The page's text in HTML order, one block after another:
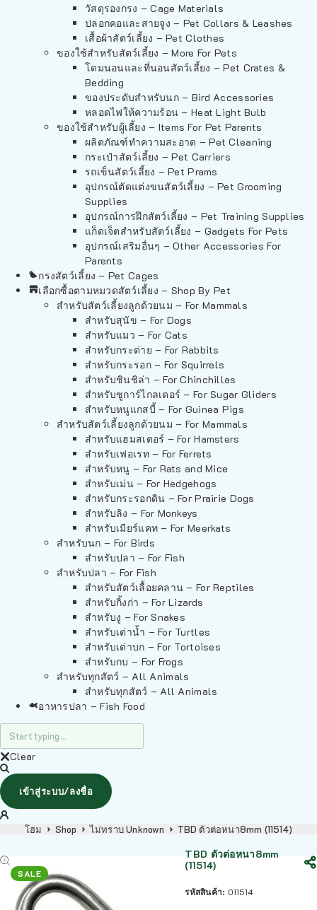
วัสดุรองกรง – Cage Materials
ปลอกคอและสายจูง – Pet Collars & Leashes
เสื้อผ้าสัตว์เลี้ยง – Pet Clothes
ของใช้สำหรับสัตว์เลี้ยง – More For Pets
โดมนอนและที่นอนสัตว์เลี้ยง – Pet Crates &
Bedding
ของประดับสำหรับนก – Bird Accessories
หลอดไฟให้ความร้อน – Heat Light Bulb
ของใช้สำหรับผู้เลี้ยง – Items For Pet Parents
ผลิตภัณฑ์ทำความสะอาด – Pet Cleaning
กระเป๋าสัตว์เลี้ยง – Pet Carriers
รถเข็นสัตว์เลี้ยง – Pet Prams
อุปกรณ์ตัดแต่งขนสัตว์เลี้ยง – Pet Grooming
Supplies
อุปกรณ์การฝึกสัตว์เลี้ยง – Pet Training Supplies
แก็ดเจ็ตสำหรับสัตว์เลี้ยง – Gadgets For Pets
อุปกรณ์เสริมอื่นๆ – Other Accessories For
Parents
กรงสัตว์เลี้ยง – Pet Cages
เลือกซื้อตามหมวดสัตว์เลี้ยง – Shop By Pet
สำหรับสัตว์เลี้ยงลูกด้วยนม – For Mammals
สำหรับสุนัข – For Dogs
สำหรับแมว – For Cats
สำหรับกระต่าย – For Rabbits
สำหรับกระรอก – For Squirrels
สำหรับชินชิล่า – For Chinchillas
สำหรับชูการ์ไกลเดอร์ – For Sugar Gliders
สำหรับหนูแกสบี้ – For Guinea Pigs
สำหรับสัตว์เลี้ยงลูกด้วยนม – For Mammals
สำหรับแฮมสเตอร์ – For Hamsters
สำหรับเฟอเรท – For Ferrets
สำหรับหนู – For Rats and Mice
สำหรับเม่น – For Hedgehogs
สำหรับกระรอกดิน – For Prairie Dogs
สำหรับลิง – For Monkeys
สำหรับเมียร์แคท – For Meerkats
สำหรับนก – For Birds
สำหรับปลา – For Fish
สำหรับปลา – For Fish
สำหรับสัตว์เลื้อยคลาน – For Reptiles
สำหรับกิ้งก่า – For Lizards
สำหรับงู – For Snakes
สำหรับเต่าน้ำ – For Turtles
สำหรับเต่าบก – For Tortoises
สำหรับกบ – For Frogs
สำหรับทุกสัตว์ – All Animals
สำหรับทุกสัตว์ – All Animals
อาหารปลา – Fish Food
Clear
เข้าสู่ระบบ/ลงชื่อ
โฮม Shop ไม่ทราบ Unknown TBD ตัวต่อหนา8mm (11514)
SALE
TBD ตัวต่อหนา8mm
(11514)
รหัสสินค้า: 011514